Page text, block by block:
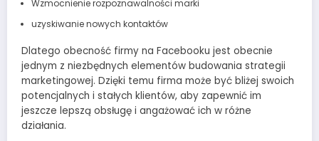
Wzmocnienie rozpoznawalności marki
uzyskiwanie nowych kontaktów
Dlatego obecność firmy na Facebooku jest obecnie
jednym z niezbędnych elementów budowania strategii
marketingowej. Dzięki temu firma może być bliżej swoich
potencjalnych i stałych klientów, aby zapewnić im
jeszcze lepszą obsługę i angażować ich w różne
działania.